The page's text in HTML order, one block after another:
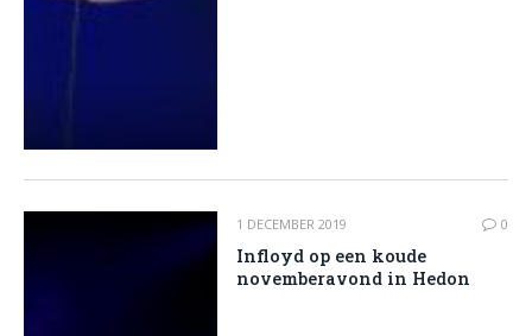
1 DECEMBER 2019 0
Infloyd op een koude
novemberavond in Hedon